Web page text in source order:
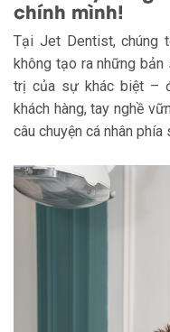
chính mình!
Tại Jet Dentist, chúng
không tạo ra những
trị của sự khác biệt –
khách hàng, tay nghề
câu chuyện cá nhân phía